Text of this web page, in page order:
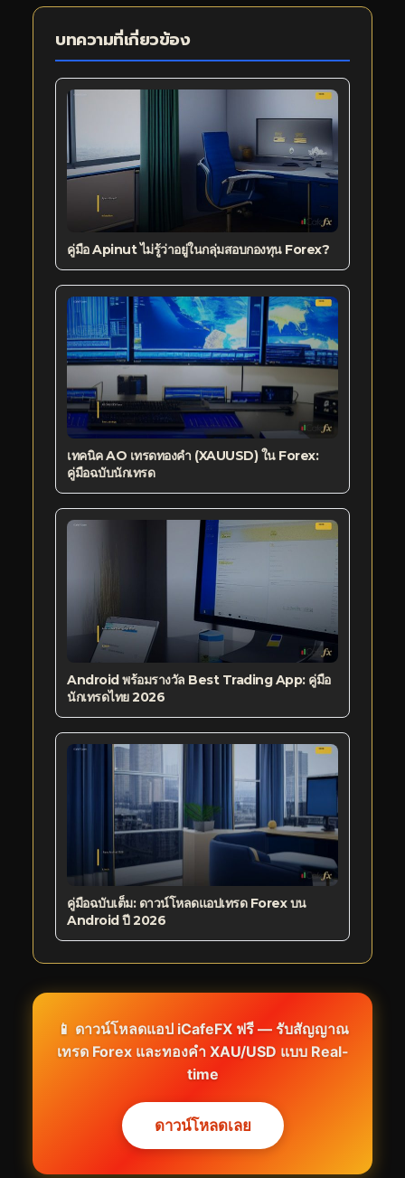
บทความที่เกี่ยวข้อง
คู่มือ Apinut ไม่รู้ว่าอยู่ในกลุ่มสอบกองทุน Forex?
เทคนิค AO เทรดทองคำ (XAUUSD) ใน Forex:
คู่มือฉบับนักเทรด
Android พร้อมรางวัล Best Trading App: คู่มือ
นักเทรดไทย 2026
คู่มือฉบับเต็ม: ดาวน์โหลดแอปเทรด Forex บน
Android ปี 2026
📱 ดาวน์โหลดแอป iCafeFX ฟรี — รับสัญญาณ
เทรด Forex และทองคำ XAU/USD แบบ Real-
time
ดาวน์โหลดเลย